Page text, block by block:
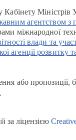
Кабінету
агентством з
міжнародної
влади та
агенції розвитку
або пропозиції,
за ліцензією